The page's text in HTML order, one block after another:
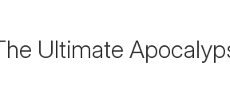
Ultimate